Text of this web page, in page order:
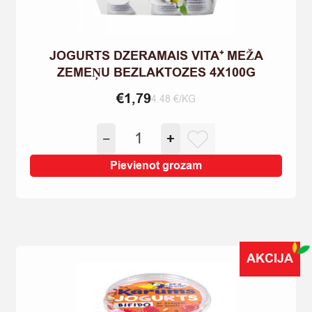
JOGURTS DZERAMAIS VITA⁺ MEŽA
ZEMEŅU BEZLAKTOZES 4X100G
€1,794.48 €/KG
−
JOGURTS
DZERAMAIS
VITA⁺
MEŽA
+
Pievienot grozam
AKCIJA